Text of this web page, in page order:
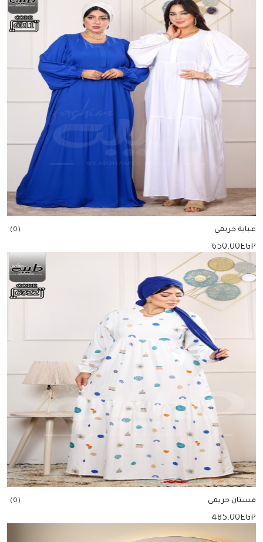
عباية حريمى (0)
650.00EGP
إضافة للسلة
فستان حريمى (0)
485.00EGP
إضافة للسلة